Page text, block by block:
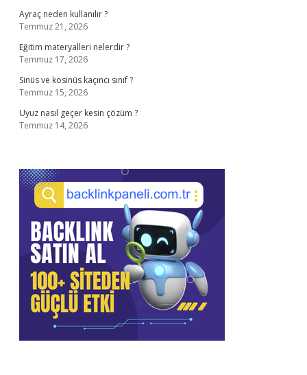
Ayraç neden kullanılır ?
Temmuz 21, 2026
Eğitim materyalleri nelerdir ?
Temmuz 17, 2026
Sinüs ve kosinüs kaçıncı sınıf ?
Temmuz 15, 2026
Uyuz nasıl geçer kesin çözüm ?
Temmuz 14, 2026